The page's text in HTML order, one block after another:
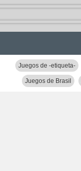
Juegos de -etiqueta-
Juegos de Brasil